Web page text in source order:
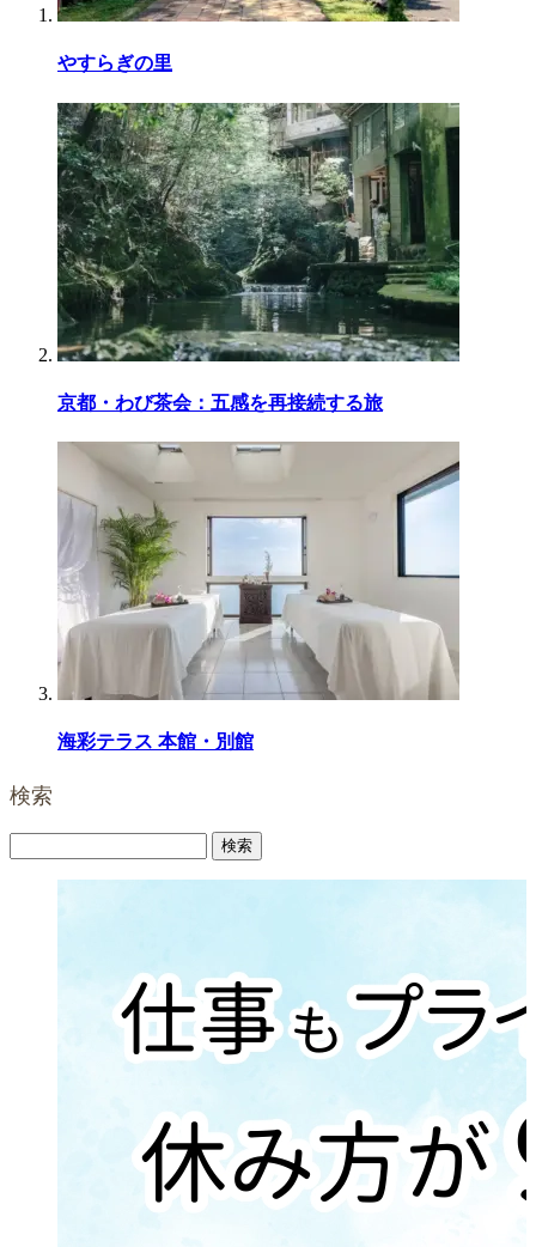
やすらぎの里
京都・わび茶会：五感を再接続する旅
海彩テラス 本館・別館
検索